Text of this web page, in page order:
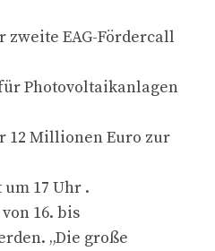
zweite EAG-Fördercall
Photovoltaikanlagen
12 Millionen Euro zur
17 Uhr .
16. bis
„Die große